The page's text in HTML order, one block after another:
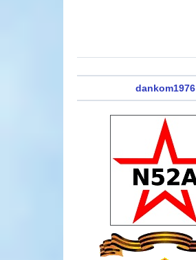
dankom1976